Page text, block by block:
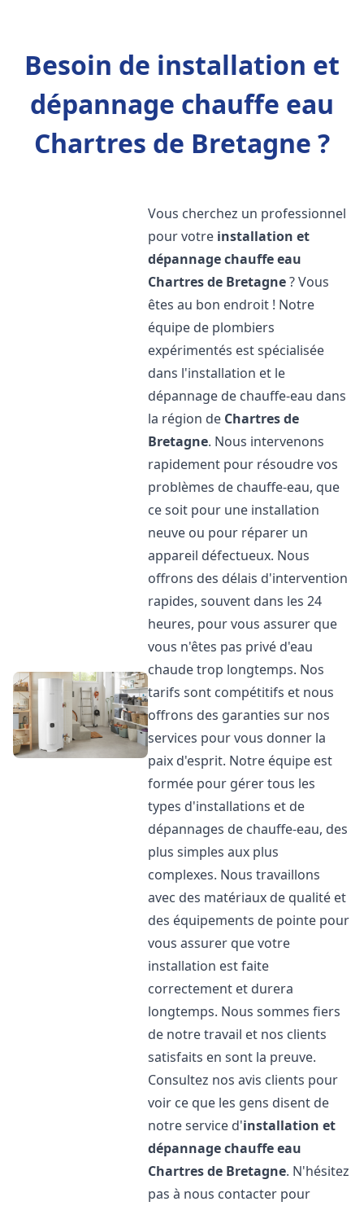
Besoin de installation et
dépannage chauffe eau
Chartres de Bretagne ?
Vous cherchez un professionnel
pour votre installation et
dépannage chauffe eau
Chartres de Bretagne? Vous
êtes au bon endroit ! Notre
équipe de plombiers
expérimentés est spécialisée
dans l'installation et le
dépannage de chauffe-eau dans
la région de Chartres de
Bretagne. Nous intervenons
rapidement pour résoudre vos
problèmes de chauffe-eau, que
ce soit pour une installation
neuve ou pour réparer un
appareil défectueux. Nous
offrons des délais d'intervention
rapides, souvent dans les 24
heures, pour vous assurer que
vous n'êtes pas privé d'eau
chaude trop longtemps. Nos
tarifs sont compétitifs et nous
offrons des garanties sur nos
services pour vous donner la
paix d'esprit. Notre équipe est
formée pour gérer tous les
types d'installations et de
dépannages de chauffe-eau, des
plus simples aux plus
complexes. Nous travaillons
avec des matériaux de qualité et
des équipements de pointe pour
vous assurer que votre
installation est faite
correctement et durera
longtemps. Nous sommes fiers
de notre travail et nos clients
satisfaits en sont la preuve.
Consultez nos avis clients pour
voir ce que les gens disent de
notre service d'installation et
dépannage chauffe eau
Chartres de Bretagne. N'hésitez
pas à nous contacter pour